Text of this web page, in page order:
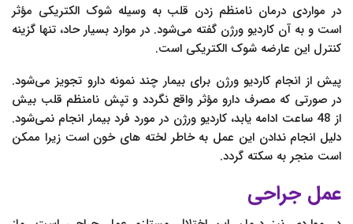
در مواردی درمان نامنظم زدن قلب به وسیله شوک الکتریکی مؤثر
است و به آن کاردیو ورژن گفته می‌شود. در موارد بسیار حاد، تنها گزینه
کنترل این عارضه شوک الکتریکی است.
پیش از انجام کاردیو ورژن برای بیمار چند نمونه دارو تجویز می‌شود.
در صورتی که مصرف دارو مؤثر واقع نگردد و تپش نامنظم قلب بیش
از 48 ساعت ادامه یابد، کاردیو ورژن در مورد فرد بیمار انجام نمی‌شود.
دلیل انجام ندادن این عمل به خاطر لخته های خون است زیرا ممکن
است منجر به سکته گردد.
عمل جراحی